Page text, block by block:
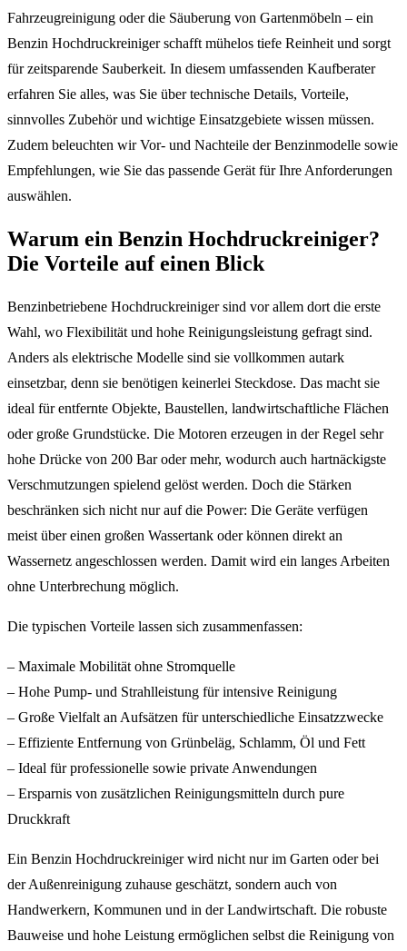
Fahrzeugreinigung oder die Säuberung von Gartenmöbeln – ein
Benzin Hochdruckreiniger schafft mühelos tiefe Reinheit und sorgt
für zeitsparende Sauberkeit. In diesem umfassenden Kaufberater
erfahren Sie alles, was Sie über technische Details, Vorteile,
sinnvolles Zubehör und wichtige Einsatzgebiete wissen müssen.
Zudem beleuchten wir Vor- und Nachteile der Benzinmodelle sowie
Empfehlungen, wie Sie das passende Gerät für Ihre Anforderungen
auswählen.
Warum ein Benzin Hochdruckreiniger?
Die Vorteile auf einen Blick
Benzinbetriebene Hochdruckreiniger sind vor allem dort die erste
Wahl, wo Flexibilität und hohe Reinigungsleistung gefragt sind.
Anders als elektrische Modelle sind sie vollkommen autark
einsetzbar, denn sie benötigen keinerlei Steckdose. Das macht sie
ideal für entfernte Objekte, Baustellen, landwirtschaftliche Flächen
oder große Grundstücke. Die Motoren erzeugen in der Regel sehr
hohe Drücke von 200 Bar oder mehr, wodurch auch hartnäckigste
Verschmutzungen spielend gelöst werden. Doch die Stärken
beschränken sich nicht nur auf die Power: Die Geräte verfügen
meist über einen großen Wassertank oder können direkt an
Wassernetz angeschlossen werden. Damit wird ein langes Arbeiten
ohne Unterbrechung möglich.
Die typischen Vorteile lassen sich zusammenfassen:
– Maximale Mobilität ohne Stromquelle
– Hohe Pump- und Strahlleistung für intensive Reinigung
– Große Vielfalt an Aufsätzen für unterschiedliche Einsatzzwecke
– Effiziente Entfernung von Grünbeläg, Schlamm, Öl und Fett
– Ideal für professionelle sowie private Anwendungen
– Ersparnis von zusätzlichen Reinigungsmitteln durch pure
Druckkraft
Ein Benzin Hochdruckreiniger wird nicht nur im Garten oder bei
der Außenreinigung zuhause geschätzt, sondern auch von
Handwerkern, Kommunen und in der Landwirtschaft. Die robuste
Bauweise und hohe Leistung ermöglichen selbst die Reinigung von